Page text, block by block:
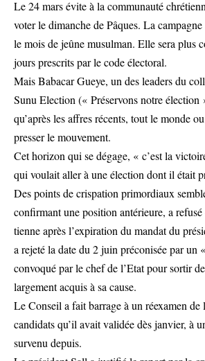
Le 24 mars évite à la communauté
voter le dimanche de Pâques. La
le mois de jeûne musulman. Elle sera plus
jours prescrits par le code électoral.
Mais Babacar Gueye, un des leaders du
Sunu Election (« Préservons notre élection
qu’après les affres récents, tout le monde
presser le mouvement.
Cet horizon qui se dégage, « c’est la
qui voulait aller à une élection dont il était
Des points de crispation primordiaux
confirmant une position antérieure, a refusé
tienne après l’expiration du mandat du
a rejeté la date du 2 juin préconisée par un
convoqué par le chef de l’Etat pour sortir
largement acquis à sa cause.
Le Conseil a fait barrage à un réexamen de
candidats qu’il avait validée dès janvier, à
survenu depuis.